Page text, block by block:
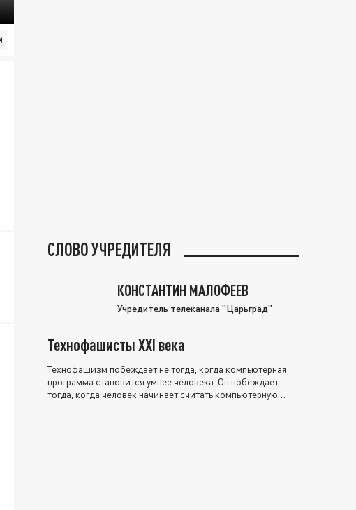
СЛОВО УЧРЕДИТЕЛЯ
КОНСТАНТИН МАЛОФЕЕВ
Учредитель телеканала "Царьград"
Технофашисты XXI века
Технофашизм побеждает не тогда, когда компьютерная
программа становится умнее человека. Он побеждает
тогда, когда человек начинает считать компьютерную